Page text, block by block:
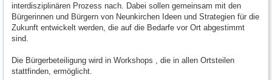
interdisziplinären Prozess nach. Dabei sollen gemeinsam mit den
Bürgerinnen und Bürgern von Neunkirchen Ideen und Strategien für die
Zukunft entwickelt werden, die auf die Bedarfe vor Ort abgestimmt
sind.
Die Bürgerbeteiligung wird in Workshops , die in allen Ortsteilen
stattfinden, ermöglicht.